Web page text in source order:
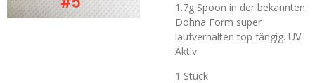
1.7g Spoon in der bekannten
Dohna Form super
laufverhalten top fängig. UV
Aktiv
1 Stück